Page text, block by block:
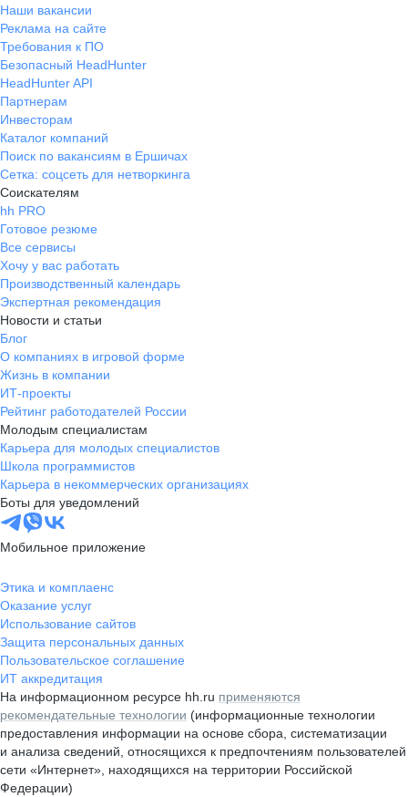
Наши вакансии
Реклама на сайте
Требования к ПО
Безопасный HeadHunter
HeadHunter API
Партнерам
Инвесторам
Каталог компаний
Поиск по вакансиям в Ершичах
Сетка: соцсеть для нетворкинга
Соискателям
hh PRO
Готовое резюме
Все сервисы
Хочу у вас работать
Производственный календарь
Экспертная рекомендация
Новости и статьи
Блог
О компаниях в игровой форме
Жизнь в компании
ИТ-проекты
Рейтинг работодателей России
Молодым специалистам
Карьера для молодых специалистов
Школа программистов
Карьера в некоммерческих организациях
Боты для уведомлений
Мобильное приложение
Этика и комплаенс
Оказание услуг
Использование сайтов
Защита персональных данных
Пользовательское соглашение
ИТ аккредитация
На информационном ресурсе hh.ru применяются
рекомендательные технологии (информационные технологии
предоставления информации на основе сбора, систематизации
и анализа сведений, относящихся к предпочтениям пользователей
сети «Интернет», находящихся на территории Российской
Федерации)